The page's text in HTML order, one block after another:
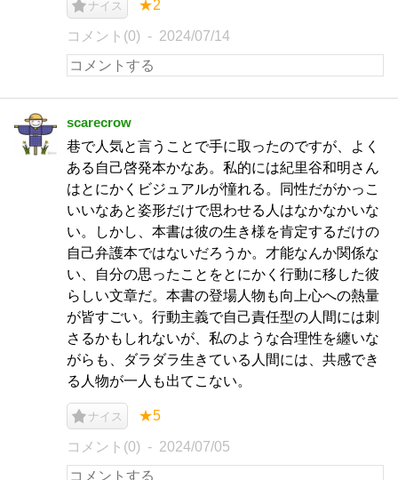
ナイス ★2
コメント(0) 2024/07/14
scarecrow
巷で人気と言うことで手に取ったのですが、よく
ある自己啓発本かなあ。私的には紀里谷和明さん
はとにかくビジュアルが憧れる。同性だがかっこ
いいなあと姿形だけで思わせる人はなかなかいな
い。しかし、本書は彼の生き様を肯定するだけの
自己弁護本ではないだろうか。才能なんか関係な
い、自分の思ったことをとにかく行動に移した彼
らしい文章だ。本書の登場人物も向上心への熱量
が皆すごい。行動主義で自己責任型の人間には刺
さるかもしれないが、私のような合理性を纏いな
がらも、ダラダラ生きている人間には、共感でき
る人物が一人も出てこない。
ナイス ★5
コメント(0) 2024/07/05